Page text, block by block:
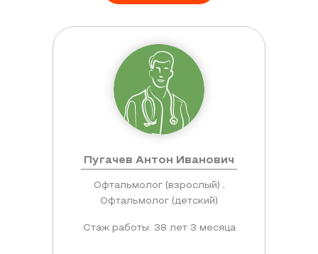
Пугачев Антон Иванович
Офтальмолог (взрослый) ,
Офтальмолог (детский)
Стаж работы: 38 лет 3 месяца